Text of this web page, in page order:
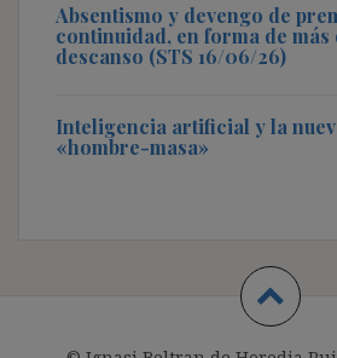
Absentismo y devengo de
continuidad, en forma de más
descanso (STS 16/06/26)
Inteligencia artificial y la
«hombre-masa»